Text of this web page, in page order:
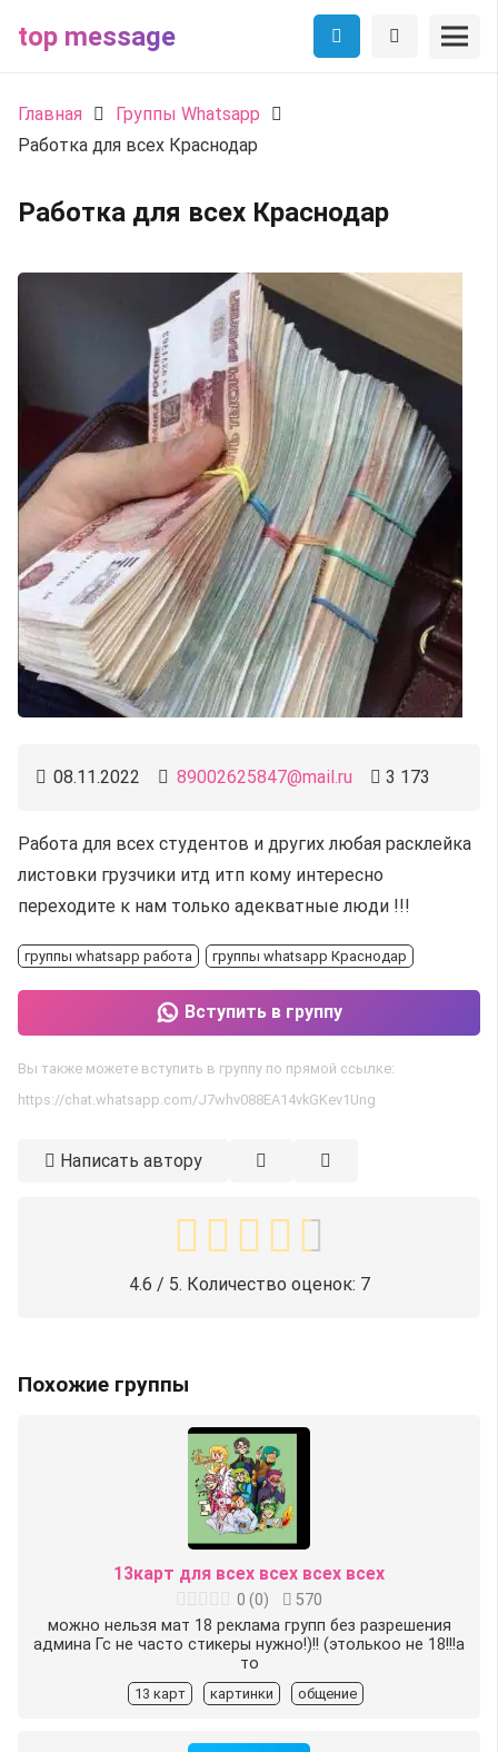
top message
Главная
Группы Whatsapp
Работка для всех Краснодар
Работка для всех Краснодар
08.11.2022 89002625847@mail.ru 3 173
Работа для всех студентов и других любая расклейка
листовки грузчики итд итп кому интересно
переходите к нам только адекватные люди !!!
группы whatsapp работа группы whatsapp Краснодар
Вступить в группу
Вы также можете вступить в группу по прямой ссылке:
https://chat.whatsapp.com/J7whv088EA14vkGKev1Ung
Написать автору
4.6 / 5. Количество оценок: 7
Похожие группы
13карт для всех всех всех всех
0 (0)
570
можно ️нельзя мат 18 реклама групп без разрешения
админа️ Гс не часто стикеры нужно!)!! (этолькоо не 18!!!а
то
13 карт картинки общение